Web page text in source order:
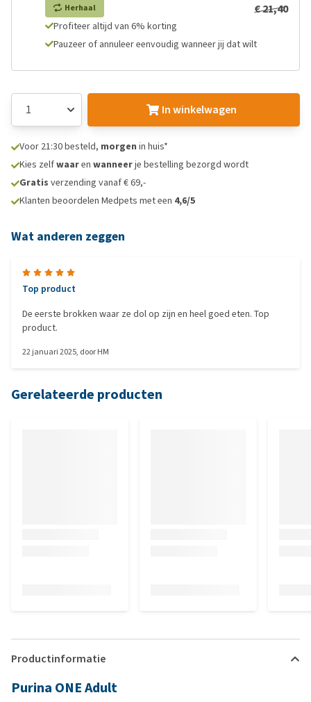
Herhaal € 21,40
Profiteer altijd van 6% korting
Pauzeer of annuleer eenvoudig wanneer jij dat wilt
In winkelwagen
Voor 21:30 besteld, morgen in huis*
Kies zelfwaaren wanneerje bestelling bezorgd wordt
Gratis verzending vanaf € 69,-
Klanten beoordelen Medpets met een 4,6/5
Wat anderen zeggen
Top product
De eerste brokken waar ze dol op zijn en heel goed eten. Top
product.
22 januari 2025, doorHM
Gerelateerde producten
Productinformatie
Purina ONE Adult